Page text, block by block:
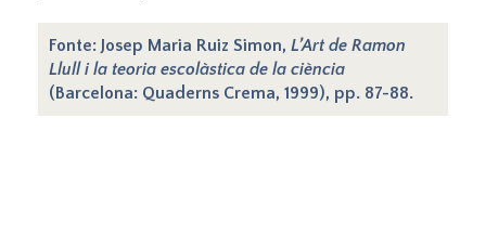
Fonte: Josep Maria Ruiz Simon, L’Art de Ramon
Llull i la teoria escolàstica de la ciència
(Barcelona: Quaderns Crema, 1999), pp. 87-88.